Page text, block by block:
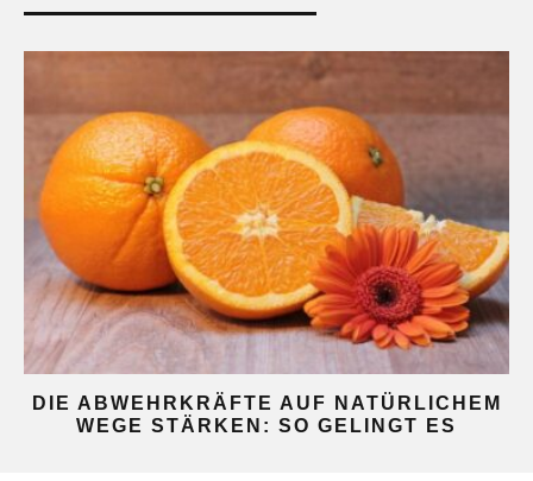
DIE ABWEHRKRÄFTE AUF NATÜRLICHEM
WEGE STÄRKEN: SO GELINGT ES